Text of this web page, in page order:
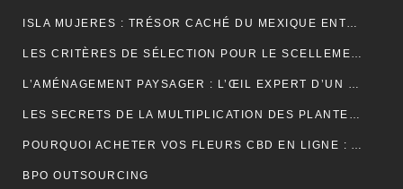
ISLA MUJERES : TRÉSOR CACHÉ DU MEXIQUE ENTRE PLAGES DE RÊVE ET AVENTURES TROPICALES
LES CRITÈRES DE SÉLECTION POUR LE SCELLEMENT DE TUILE DE RIVE
L’AMÉNAGEMENT PAYSAGER : L’ŒIL EXPERT D’UN JARDINIER
LES SECRETS DE LA MULTIPLICATION DES PLANTES PAR UN JARDINIER
POURQUOI ACHETER VOS FLEURS CBD EN LIGNE : AVANTAGES, BIENFAITS ET CONSEILS
BPO OUTSOURCING